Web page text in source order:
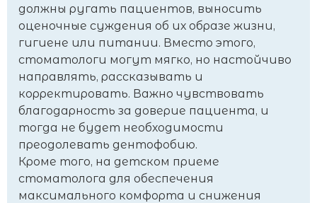
должны ругать пациентов, выносить
оценочные суждения об их образе жизни,
гигиене или питании. Вместо этого,
стоматологи могут мягко, но настойчиво
направлять, рассказывать и
корректировать. Важно чувствовать
благодарность за доверие пациента, и
тогда не будет необходимости
преодолевать дентофобию.
Кроме того, на детском приеме
стоматолога для обеспечения
максимального комфорта и снижения